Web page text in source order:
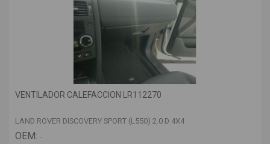
VENTILADOR CALEFACCION LR112270
LAND ROVER DISCOVERY SPORT (L550) 2.0 D 4X4
OEM: -